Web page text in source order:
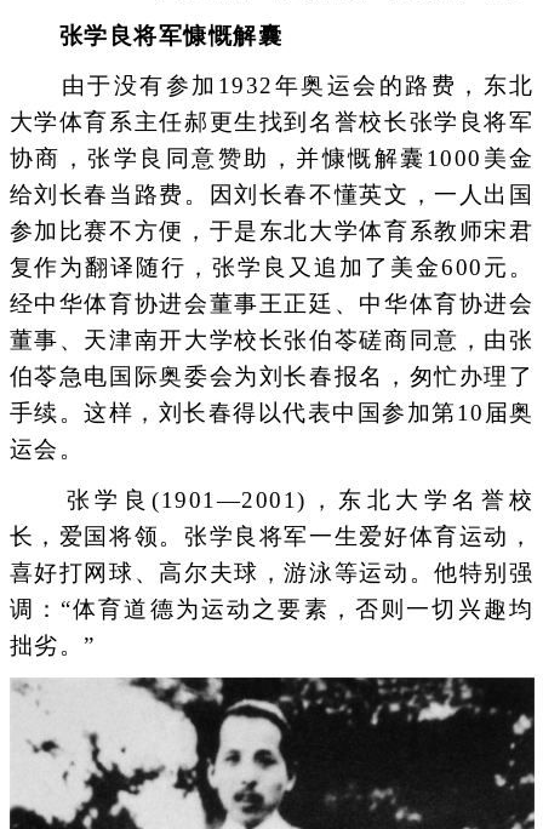
张学良将军慷慨解囊
由于没有参加1932年奥运会的路费，东北
大学体育系主任郝更生找到名誉校长张学良将军
协商，张学良同意赞助，并慷慨解囊1000美金
给刘长春当路费。因刘长春不懂英文，一人出国
参加比赛不方便，于是东北大学体育系教师宋君
复作为翻译随行，张学良又追加了美金600元。
经中华体育协进会董事王正廷、中华体育协进会
董事、天津南开大学校长张伯苓磋商同意，由张
伯苓急电国际奥委会为刘长春报名，匆忙办理了
手续。这样，刘长春得以代表中国参加第10届奥
运会。
张学良(1901—2001)，东北大学名誉校
长，爱国将领。张学良将军一生爱好体育运动，
喜好打网球、高尔夫球，游泳等运动。他特别强
调：“体育道德为运动之要素，否则一切兴趣均
拙劣。”